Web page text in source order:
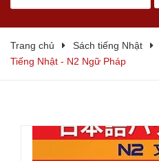
Trang chủ Sách tiếng Nhật
Tiếng Nhật - N2 Ngữ Pháp